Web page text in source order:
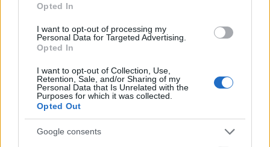
Opted In
I want to opt-out of processing my
Personal Data for Targeted Advertising.
Opted In
I want to opt-out of Collection, Use,
Retention, Sale, and/or Sharing of my
Personal Data that Is Unrelated with the
Purposes for which it was collected.
Opted Out
Google consents
Anchoron és az
értékeléseket.)
Címkék:podcast új scorsese baumbach